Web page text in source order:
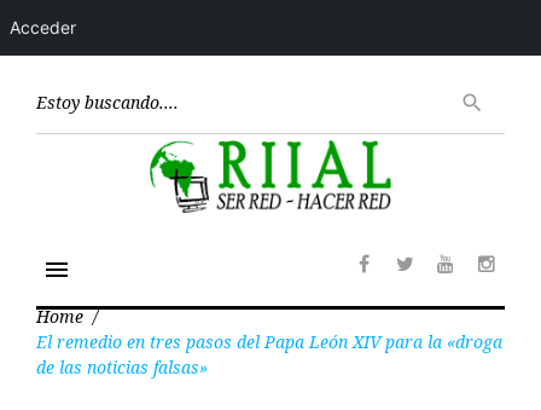
search
menu
Home /
El remedio en tres pasos del Papa León XIV para la «droga
de las noticias falsas»
Acceder